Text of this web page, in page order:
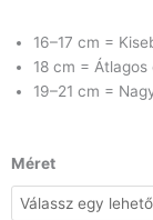
16–17 cm =
18 cm =
19–21 cm =
Méret
Mentazöld
x
Roppantott